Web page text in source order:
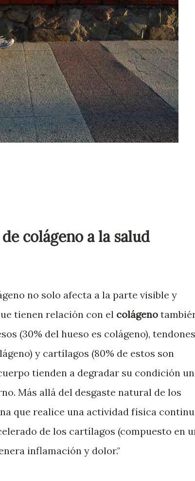
colágeno a la salud
no solo afecta a la parte visible y
tienen relación con el colágeno
(30% del hueso es colágeno), tendones
y cartílagos (80% de estos son
tienden a degradar su condición
Más allá del desgaste natural de los
que realice una actividad física
de los cartílagos (compuesto en
inflamación y dolor."